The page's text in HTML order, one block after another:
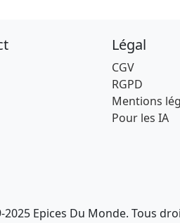
Légal
CGV
RGPD
Mentions
Pour les IA
2025 Epices Du Monde. Tous